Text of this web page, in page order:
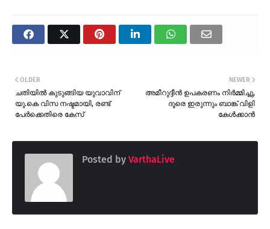
NEWER
അമീറുദ്ദീൻ ഉപകരണം നിർമ്മിച്ചു,
ദൂരെ ഇരുന്നും ബാങ്ക് വിളി
കേൾക്കാൻ
OLDER
ചതിയിൽ കുടുങ്ങിയ യുവാവിന്
യു.കെ വിസ നഷ്ടമായി, രണ്ട്
പേർക്കെതിരെ കേസ്
Posted by VarthaLive